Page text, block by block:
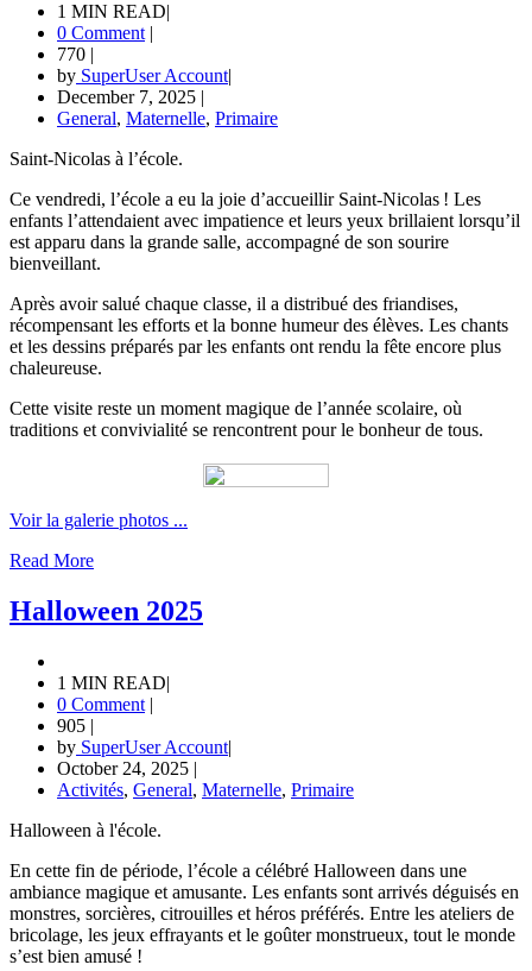
1 MIN READ|
0 Comment |
770 |
by SuperUser Account|
December 7, 2025 |
General, Maternelle, Primaire
Saint-Nicolas à l’école.
Ce vendredi, l’école a eu la joie d’accueillir Saint-Nicolas ! Les
enfants l’attendaient avec impatience et leurs yeux brillaient lorsqu’il
est apparu dans la grande salle, accompagné de son sourire
bienveillant.
Après avoir salué chaque classe, il a distribué des friandises,
récompensant les efforts et la bonne humeur des élèves. Les chants
et les dessins préparés par les enfants ont rendu la fête encore plus
chaleureuse.
Cette visite reste un moment magique de l’année scolaire, où
traditions et convivialité se rencontrent pour le bonheur de tous.
Voir la galerie photos ...
Read More
Halloween 2025
1 MIN READ|
0 Comment |
905 |
by SuperUser Account|
October 24, 2025 |
Activités, General, Maternelle, Primaire
Halloween à l'école.
En cette fin de période, l’école a célébré Halloween dans une
ambiance magique et amusante. Les enfants sont arrivés déguisés en
monstres, sorcières, citrouilles et héros préférés. Entre les ateliers de
bricolage, les jeux effrayants et le goûter monstrueux, tout le monde
s’est bien amusé !